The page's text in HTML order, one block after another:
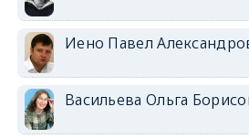
Иено Павел
Васильева Ольга